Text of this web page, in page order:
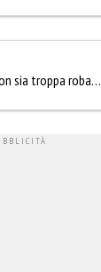
sia troppa roba…